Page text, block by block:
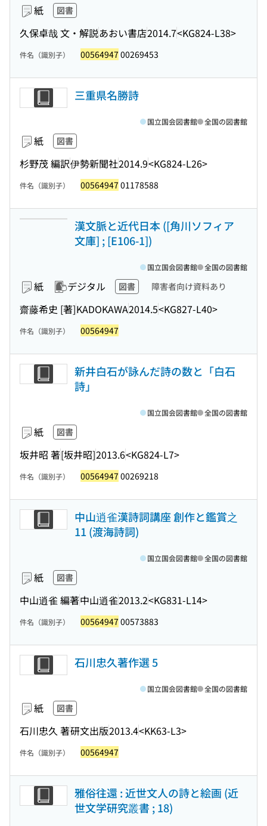
紙 図書
久保卓哉 文・解説あおい書店2014.7<KG824-L38>
件名（識別子） 00564947 00269453
三重県名勝詩
紙 図書
杉野茂 編訳伊勢新聞社2014.9<KG824-L26>
国立国会図書館 全国の図書館
件名（識別子） 00564947 01178588
漢文脈と近代日本 ([角川ソフィア
文庫] ; [E106-1])
紙 デジタル 図書 障害者向け資料あり
齋藤希史 [著]KADOKAWA2014.5<KG827-L40>
国立国会図書館 全国の図書館
件名（識別子） 00564947
新井白石が詠んだ詩の数と「白石
詩」
紙 図書
坂井昭 著[坂井昭]2013.6<KG824-L7>
国立国会図書館 全国の図書館
件名（識別子） 00564947 00269218
中山逍雀漢詩詞講座 創作と鑑賞之
11 (渡海詩詞)
紙 図書
中山逍雀 編著中山逍雀2013.2<KG831-L14>
国立国会図書館 全国の図書館
件名（識別子） 00564947 00573883
石川忠久著作選 5
紙 図書
石川忠久 著研文出版2013.4<KK63-L3>
国立国会図書館 全国の図書館
件名（識別子） 00564947
雅俗往還 : 近世文人の詩と絵画 (近
世文学研究叢書 ; 18)